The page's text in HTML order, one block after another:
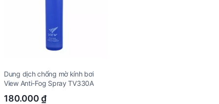
Dung dịch chống mờ kính bơi
View Anti-Fog Spray TV330A
180.000 ₫